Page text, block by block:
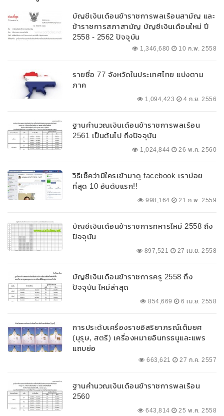
บัญชีเงินเดือนข้าราชการพลเรือนสามัญ และ
ข้าราชการสภาสามัญ บัญชีเงินเดือนใหม่ ปี
2558 - 2562 ปัจจุบัน
1,346,680 10 ก.พ. 2558
รายชื่อ 77 จังหวัดในประเทศไทย แบ่งตาม
ภาค
1,094,423 4 ก.ย. 2556
ฐานคำนวณเงินเดือนข้าราชการพลเรือน
2561 เป็นต้นไป ถึงปัจจุบัน
1,024,844 26 พ.ค. 2560
วิธีเช็คว่ามีใครเข้ามาดู facebook เราบ่อย
ที่สุด 10 อันดับแรก!!
998,164 21 ก.พ. 2559
บัญชีเงินเดือนข้าราชการทหารใหม่ 2558 ถึง
ปัจจุบัน
897,521 27 เม.ย. 2558
บัญชีเงินเดือนข้าราชการครู 2558 ถึง
ปัจจุบัน ใหม่ล่าสุด
854,669 6 เม.ย. 2558
การประดับเครื่องราชอิสริยาภรณ์เต็มยศ
(บุรุษ, สตรี) เครื่องหมายอินทรธนูและแพร
แถบย่อ
663,621 27 ก.ค. 2557
ฐานคำนวณเงินเดือนข้าราชการพลเรือน
2560
643,814 25 พ.ค. 2558